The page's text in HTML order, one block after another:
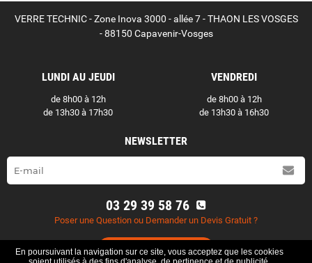
VERRE TECHNIC - Zone Inova 3000 - allée 7 - THAON LES VOSGES
- 88150 Capavenir-Vosges
LUNDI AU JEUDI
de 8h00 à 12h
de 13h30 à 17h30
VENDREDI
de 8h00 à 12h
de 13h30 à 16h30
NEWSLETTER
03 29 39 58 76
Poser une Question ou Demander un Devis Gratuit ?
Contactez-nous
En poursuivant la navigation sur ce site, vous acceptez que les cookies